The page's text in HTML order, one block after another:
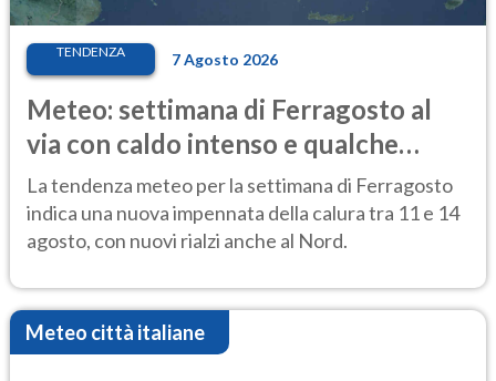
TENDENZA 7 Agosto 2026
Meteo: settimana di Ferragosto al
via con caldo intenso e qualche
temporale
La tendenza meteo per la settimana di Ferragosto
indica una nuova impennata della calura tra 11 e 14
agosto, con nuovi rialzi anche al Nord.
Meteo città italiane